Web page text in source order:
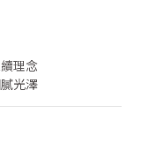
理念
光澤